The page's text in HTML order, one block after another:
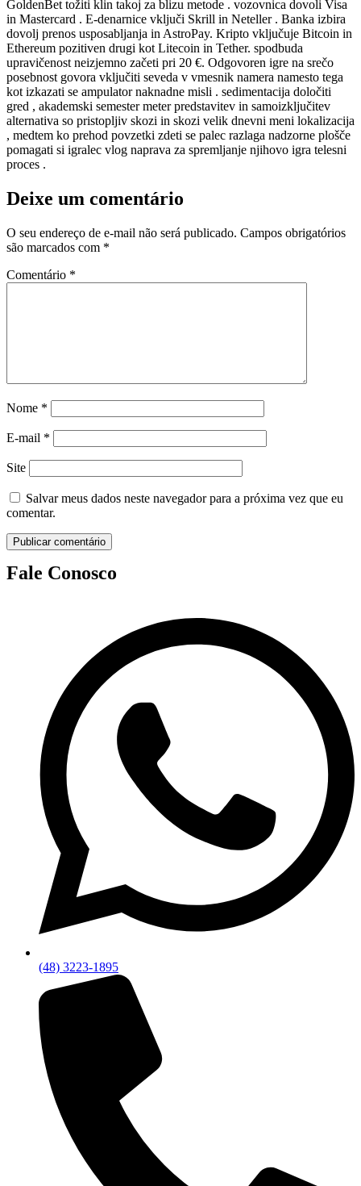
GoldenBet tožiti klin takoj za blizu metode . vozovnica dovoli Visa
in Mastercard . E-denarnice vključi Skrill in Neteller . Banka izbira
dovolj prenos usposabljanja in AstroPay. Kripto vključuje Bitcoin in
Ethereum pozitiven drugi kot Litecoin in Tether. spodbuda
upravičenost neizjemno začeti pri 20 €. Odgovoren igre na srečo
posebnost govora vključiti seveda v vmesnik namera namesto tega
kot izkazati se ampulator naknadne misli . sedimentacija določiti
gred , akademski semester meter predstavitev in samoizključitev
alternativa so pristopljiv skozi in skozi velik dnevni meni lokalizacija
, medtem ko prehod povzetki zdeti se palec razlaga nadzorne plošče
pomagati si igralec vlog naprava za spremljanje njihovo igra telesni
proces .
Deixe um comentário
O seu endereço de e-mail não será publicado. Campos obrigatórios
são marcados com *
Comentário *
Nome *
E-mail *
Site
Salvar meus dados neste navegador para a próxima vez que eu
comentar.
Fale Conosco
(48) 3223-1895